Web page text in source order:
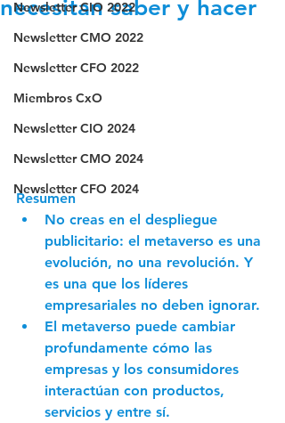
Newsletter CIO 2022
Newsletter CMO 2022
Newsletter CFO 2022
Miembros CxO
Newsletter CIO 2024
Newsletter CMO 2024
Newsletter CFO 2024
necesitan saber y hacer
Resumen
No creas en el despliegue
publicitario: el metaverso es una
evolución, no una revolución. Y
es una que los líderes
empresariales no deben ignorar.
El metaverso puede cambiar
profundamente cómo las
empresas y los consumidores
interactúan con productos,
servicios y entre sí.